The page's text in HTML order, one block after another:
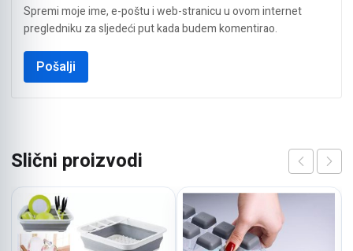
Spremi moje ime, e-poštu i web-stranicu u ovom internet
pregledniku za sljedeći put kada budem komentirao.
Slični proizvodi